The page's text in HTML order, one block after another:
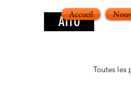
AITOAccueil
Toutes les